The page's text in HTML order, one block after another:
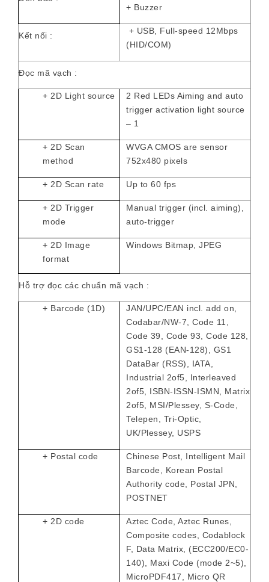
+ Buzzer
Kết nối :
+ USB, Full-speed 12Mbps
(HID/COM)
Đọc mã vạch :
+ 2D Light source
2 Red LEDs Aiming and auto
trigger activation light source
– 1
+ 2D Scan
method
WVGA CMOS are sensor
752x480 pixels
+ 2D Scan rate Up to 60 fps
+ 2D Trigger
mode
Manual trigger (incl. aiming),
auto-trigger
+ 2D Image
format
Windows Bitmap, JPEG
Hỗ trợ đọc các chuẩn mã vạch :
+ Barcode (1D)
JAN/UPC/EAN incl. add on,
Codabar/NW-7, Code 11,
Code 39, Code 93, Code 128,
GS1-128 (EAN-128), GS1
DataBar (RSS), IATA,
Industrial 2of5, Interleaved
2of5, ISBN-ISSN-ISMN, Matrix
2of5, MSI/Plessey, S-Code,
Telepen, Tri-Optic,
UK/Plessey, USPS
+ Postal code
Chinese Post, Intelligent Mail
Barcode, Korean Postal
Authority code, Postal JPN,
POSTNET
+ 2D code
Aztec Code, Aztec Runes,
Composite codes, Codablock
F, Data Matrix, (ECC200/EC0-
140), Maxi Code (mode 2~5),
MicroPDF417, Micro QR